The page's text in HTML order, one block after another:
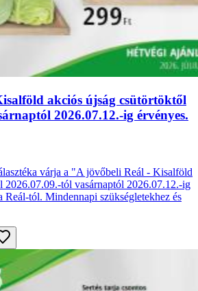
akciós újság csütörtöktől
2026.07.12.-ig érvényes.
várja a "A jövőbeli Reál - Kisalföld
2026.07.09.-tól vasárnaptól 2026.07.12.-ig
Reál-tól. Mindennapi szükségletekhez és